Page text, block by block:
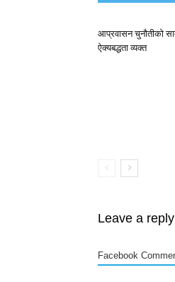
आप्रवासन चुनौतीको
ऐक्यबद्धता व्यक्त
Leave a reply
Facebook